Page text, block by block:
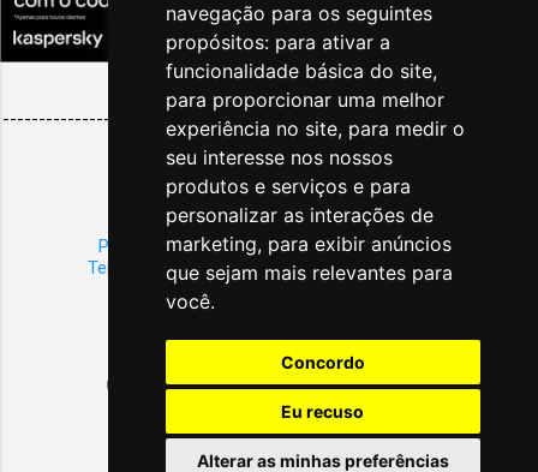
navegação para os seguintes
propósitos: para ativar a
funcionalidade básica do site,
para proporcionar uma melhor
experiência no site, para medir o
seu interesse nos nossos
produtos e serviços e para
personalizar as interações de
marketing, para exibir anúncios
que sejam mais relevantes para
você.
Concordo
Eu recuso
Alterar as minhas preferências
--------------------------------------------------------------------------
------
Sobre|
Publicidade
Copyright|Condições Gerais
Política de Privacidade|Política de Cookies
Termos de Uso|Termos de Responsabilidade
Tecnologia do Blogger
Uma publicação global de notícias de Viagens & Turismo.
CAEPF: 080.470.837/004-16 | NIT: 1275672254-7
Blog Turismo Sustentabilidade © 2026 - Est. 2011.